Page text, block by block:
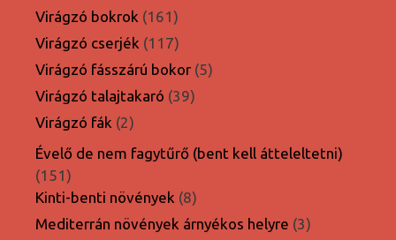
termék
Virágzó bokrok 161161
termék
Virágzó cserjék 117117
termék
Virágzó fásszárú bokor 55
Virágzó talajtakaró 3939
Virágzó fák 22
termék
Évelő de nem fagytűrő (bent kell átteleltetni)
151151
termék
Kinti-benti növények 88
termék
Mediterrán növények árnyékos helyre 33